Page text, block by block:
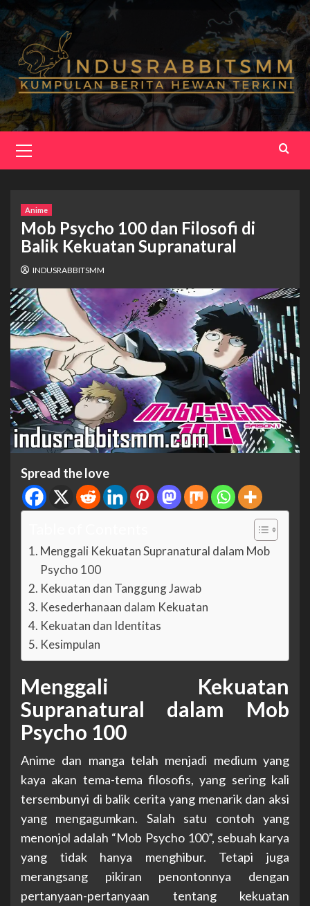
Skip
to
content
Menu
Anime
Mob Psycho 100 dan Filosofi di
Balik Kekuatan Supranatural
INDUSRABBITSMM
Spread the love
Menggali Kekuatan Supranatural dalam Mob
Psycho 100
Kekuatan dan Tanggung Jawab
Kesederhanaan dalam Kekuatan
Kekuatan dan Identitas
Kesimpulan
Menggali Kekuatan
Supranatural dalam Mob
Psycho 100
Anime dan manga telah menjadi medium yang
kaya akan tema-tema filosofis, yang sering kali
tersembunyi di balik cerita yang menarik dan aksi
yang mengagumkan. Salah satu contoh yang
menonjol adalah “Mob Psycho 100”, sebuah karya
yang tidak hanya menghibur. Tetapi juga
merangsang pikiran penontonnya dengan
pertanyaan-pertanyaan tentang kekuatan